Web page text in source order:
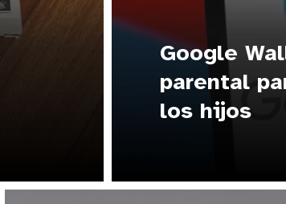
Google
parental
los hijos